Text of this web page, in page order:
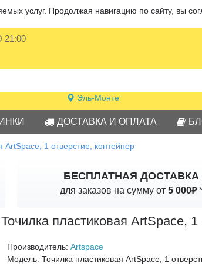
услуг. Продолжая навигацию по сайту, вы
21:00
Эль-Монте
ДОСТАВКА И ОПЛАТА
ArtSpace, 1 отверстие, контейнер
БЕСПЛАТНАЯ ДОСТАВКА
для заказов на сумму от5 000₽*
Точилка пластиковая ArtSpace, 1
Производитель: Artspace
Модель: Точилка пластиковая ArtSpace, 1